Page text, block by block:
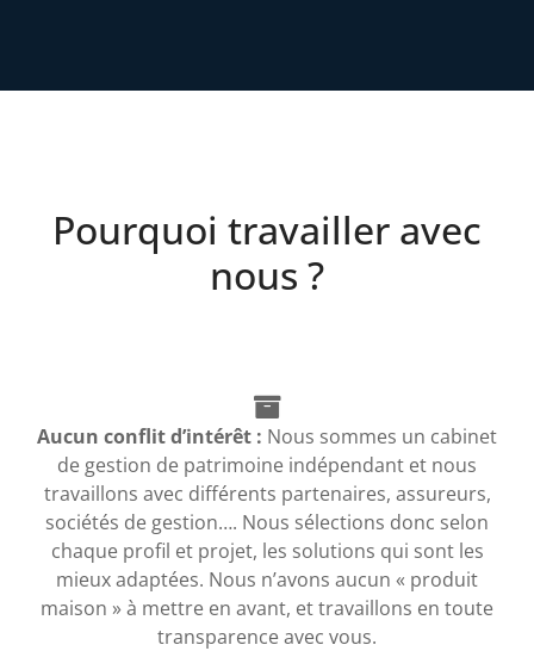
Pourquoi travailler avec
nous ?
Aucun conflit d’intérêt : Nous sommes un cabinet
de gestion de patrimoine indépendant et nous
travaillons avec différents partenaires, assureurs,
sociétés de gestion…. Nous sélections donc selon
chaque profil et projet, les solutions qui sont les
mieux adaptées. Nous n’avons aucun « produit
maison » à mettre en avant, et travaillons en toute
transparence avec vous.